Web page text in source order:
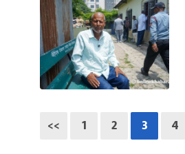
<<
1 2 3 4